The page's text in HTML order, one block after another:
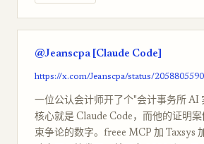
@Jeanscpa [Claude Code]
https://x.com/Jeanscpa/status/
一位公认会计师开了个"会计事务所 AI
核心就是 Claude Code，而他的证明
束争论的数字。freee MCP 加 Taxsys